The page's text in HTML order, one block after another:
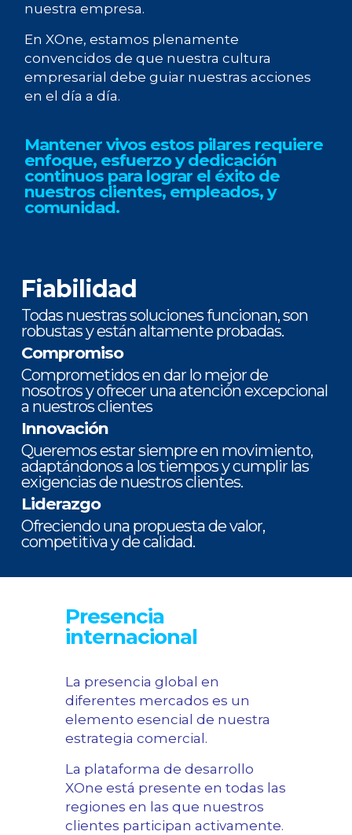
nuestra empresa.
En XOne, estamos plenamente
convencidos de que nuestra cultura
empresarial debe guiar nuestras acciones
en el día a día.
Mantener vivos estos pilares requiere
enfoque, esfuerzo y dedicación
continuos para lograr el éxito de
nuestros clientes, empleados, y
comunidad.
Fiabilidad
Todas nuestras soluciones funcionan, son
robustas y están altamente probadas.
Compromiso
Comprometidos en dar lo mejor de
nosotros y ofrecer una atención excepcional
a nuestros clientes
Innovación
Queremos estar siempre en movimiento,
adaptándonos a los tiempos y cumplir las
exigencias de nuestros clientes.
Liderazgo
Ofreciendo una propuesta de valor,
competitiva y de calidad.
Presencia
internacional
La presencia global en
diferentes mercados es un
elemento esencial de nuestra
estrategia comercial.
La plataforma de desarrollo
XOne está presente en todas las
regiones en las que nuestros
clientes participan activamente.